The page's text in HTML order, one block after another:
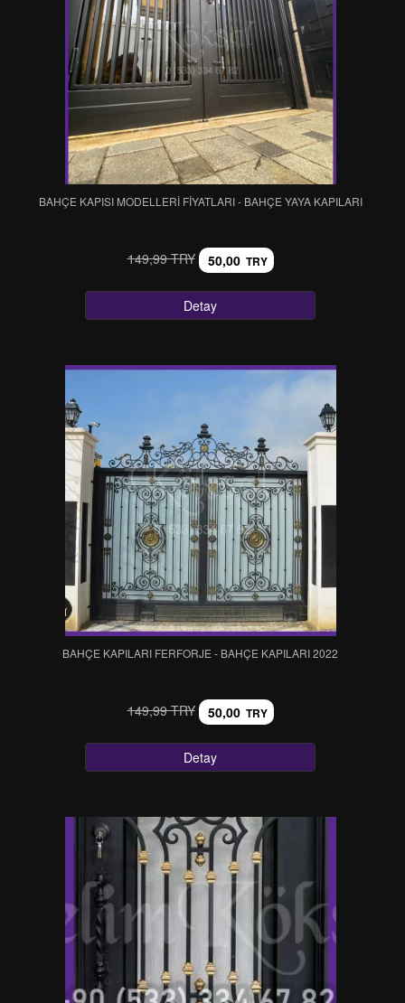
BAHÇE KAPISI MODELLERİ FİYATLARI - BAHÇE YAYA KAPILARI
149,99 TRY 50,00 TRY
Detay
BAHÇE KAPILARI FERFORJE - BAHÇE KAPILARI 2022
149,99 TRY 50,00 TRY
Detay